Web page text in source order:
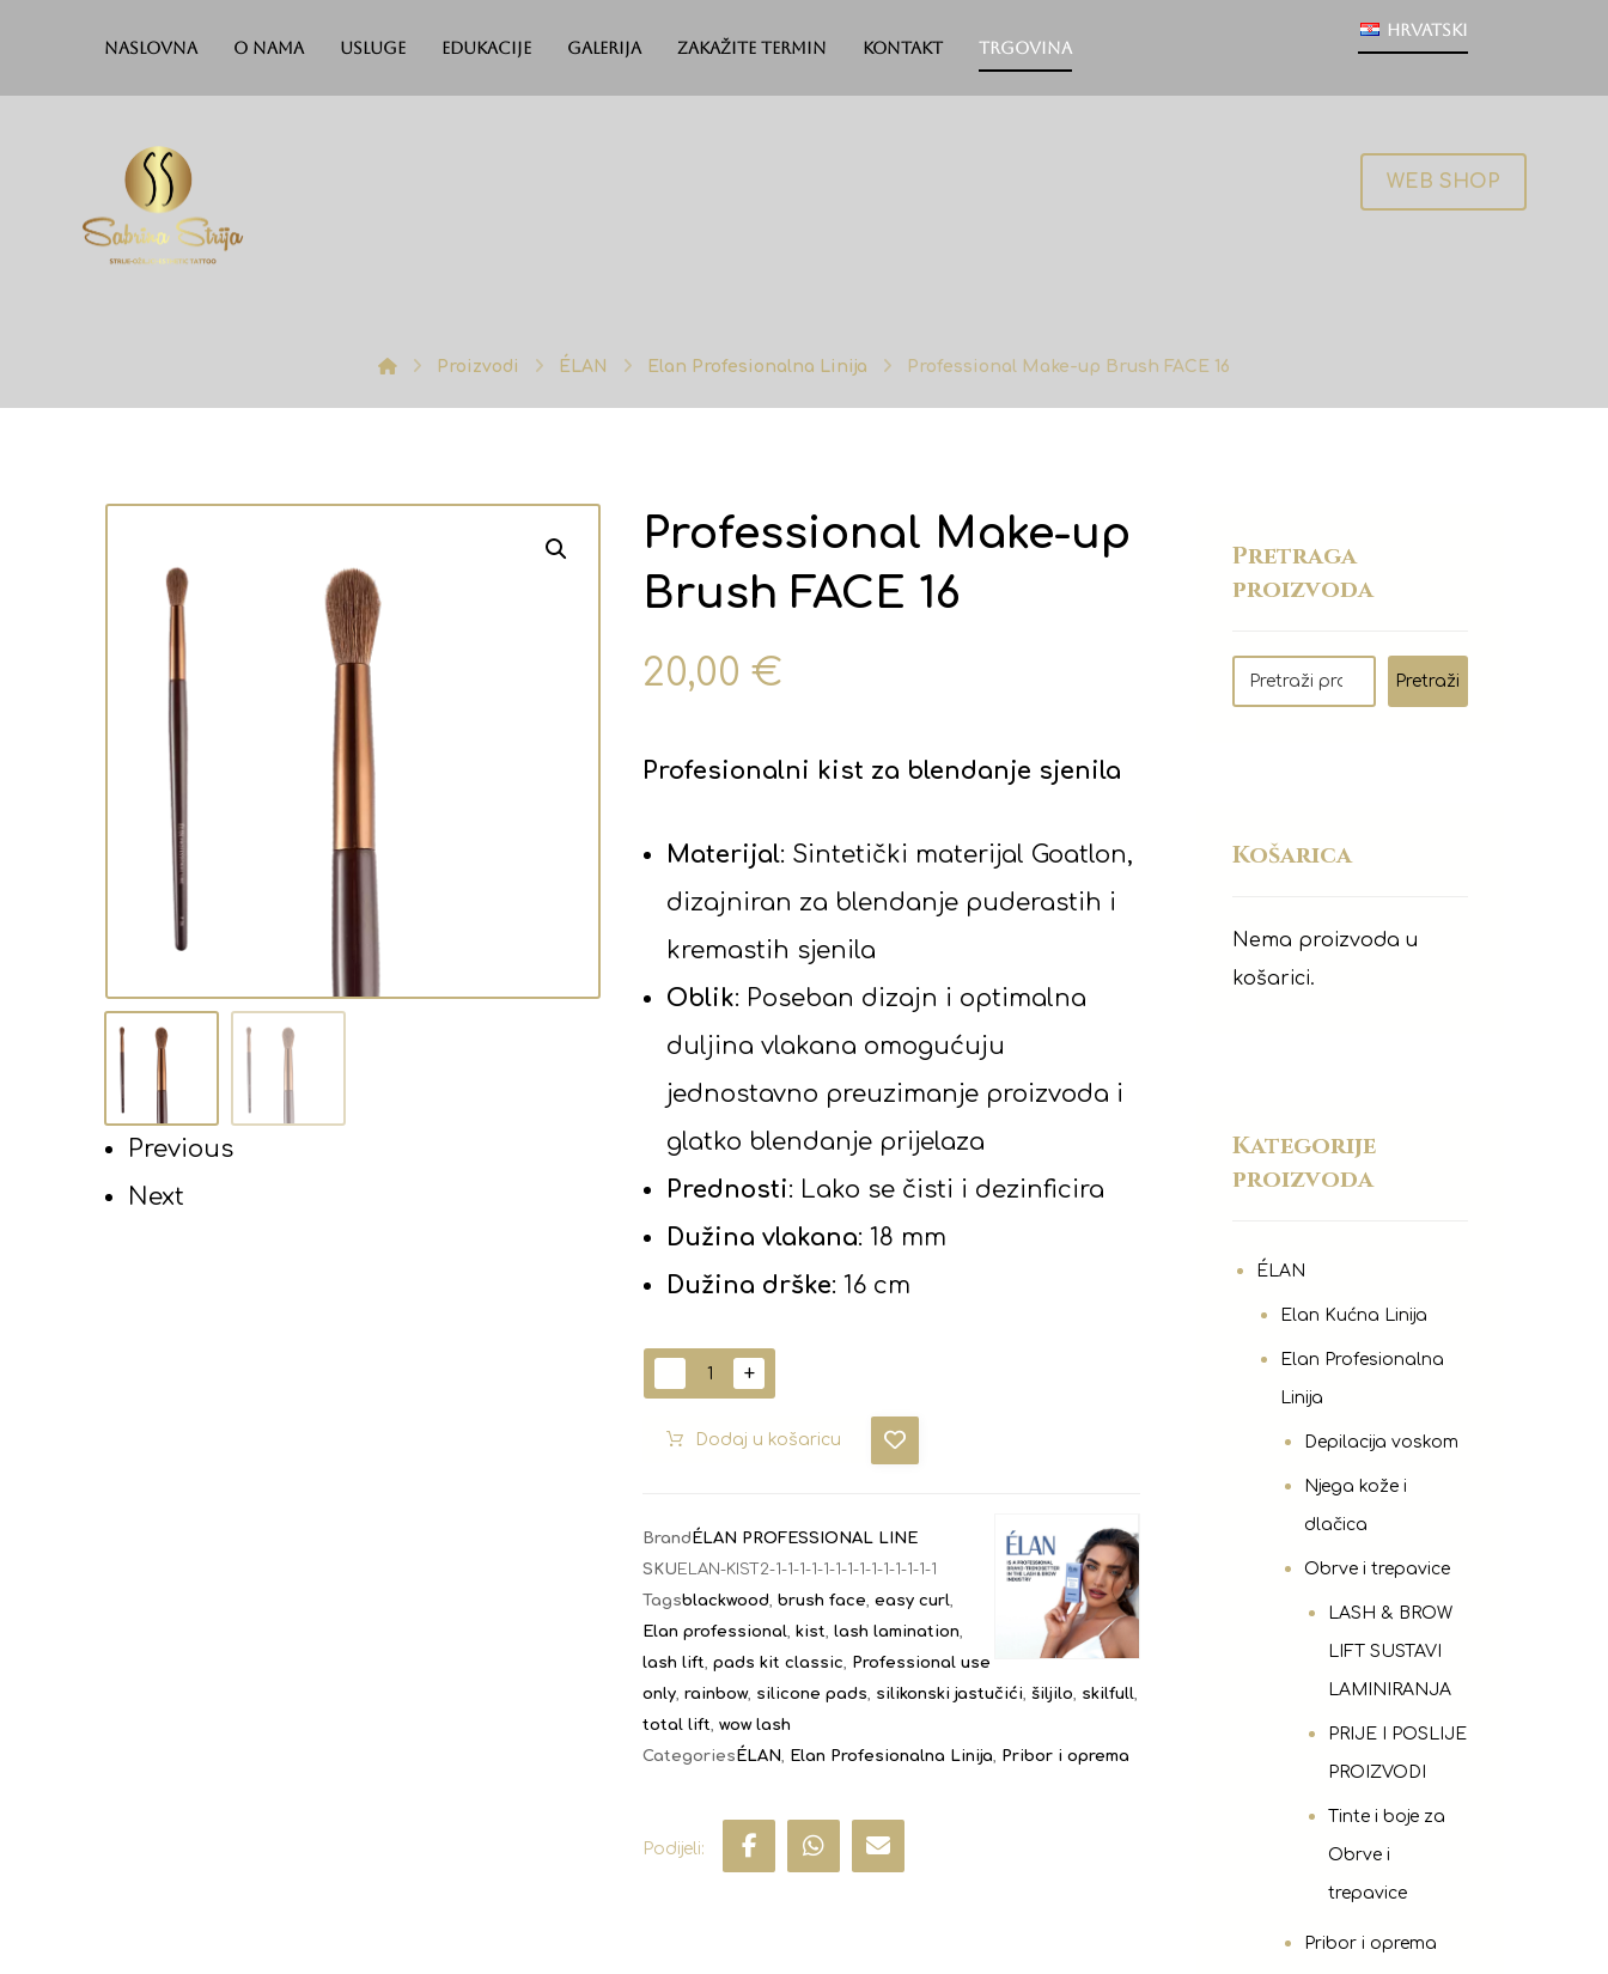
Naslovna O nama Usluge Edukacije Galerija Zakažite termin Kontakt Trgovina
Hrvatski
WEB SHOP
Proizvodi ÉLAN Elan Profesionalna Linija Professional Make-up Brush FACE 16
Previous
Next
Professional Make-up
Brush FACE 16
20,00€
Profesionalni kist za blendanje sjenila
Materijal: Sintetički materijal Goatlon,
dizajniran za blendanje puderastih i
kremastih sjenila
Oblik: Poseban dizajn i optimalna
duljina vlakana omogućuju
jednostavno preuzimanje proizvoda i
glatko blendanje prijelaza
Prednosti: Lako se čisti i dezinficira
Dužina vlakana: 18 mm
Dužina drške: 16 cm
+
Dodaj u košaricu
Brand ÉLAN PROFESSIONAL LINE
SKU ELAN-KIST2-1-1-1-1-1-1-1-1-1-1-1-1-1-1
Tagsblackwood,brush face,easy curl,
Elan professional, kist,lash lamination,
lash lift,pads kit classic, Professional use
only,rainbow, silicone pads, silikonski jastučići,šiljilo, skilfull,
total lift,wow lash
Categories ÉLAN, Elan Profesionalna Linija, Pribor i oprema
Pretraga
proizvoda
Pretraži
Košarica
Nema proizvoda u
košarici.
Kategorije
proizvoda
ÉLAN
Elan Kućna Linija
Elan Profesionalna
Linija
Depilacija voskom
Njega kože i
dlačica
Obrve i trepavice
LASH & BROW
LIFT SUSTAVI
LAMINIRANJA
PRIJE I POSLIJE
PROIZVODI
Tinte i boje za
Obrve i
trepavice
Pribor i oprema